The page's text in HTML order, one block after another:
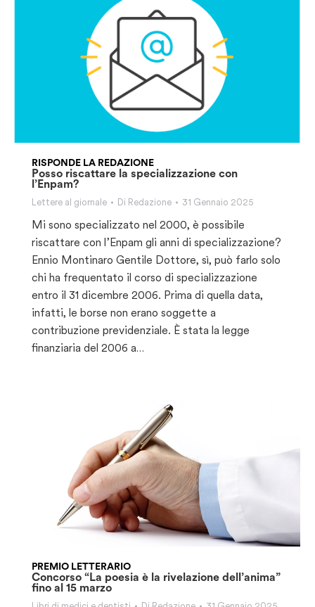
RISPONDE LA REDAZIONE
Posso riscattare la specializzazione con
l’Enpam?
Lettere al giornale Di Redazione 31 Gennaio 2025
Mi sono specializzato nel 2000, è possibile
riscattare con l’Enpam gli anni di specializzazione?
Ennio Montinaro Gentile Dottore, sì, può farlo solo
chi ha frequentato il corso di specializzazione
entro il 31 dicembre 2006. Prima di quella data,
infatti, le borse non erano soggette a
contribuzione previdenziale. È stata la legge
finanziaria del 2006 a…
PREMIO LETTERARIO
Concorso “La poesia è la rivelazione dell’anima”
fino al 15 marzo